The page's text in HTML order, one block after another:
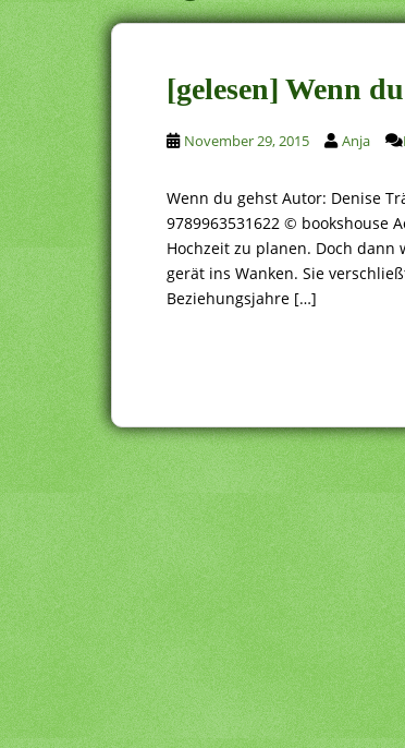
[gelesen] Wenn
November 29, 2015 Anja
Wenn du gehst Autor: Denise
9789963531622 © bookshouse
Hochzeit zu planen. Doch
gerät ins Wanken. Sie
Beziehungsjahre […]